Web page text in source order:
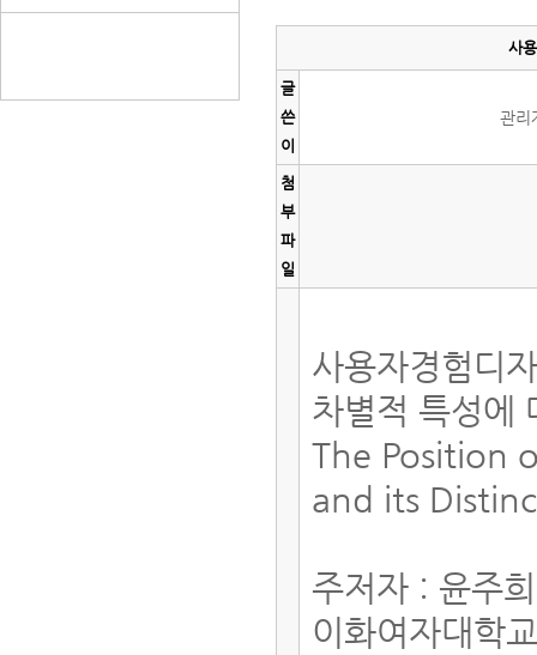
사
글
쓴
이
관리
첨
부
파
일
사용자경험디
차별적 특성
The Position
and its
주저자 : 윤주
이화여자대학